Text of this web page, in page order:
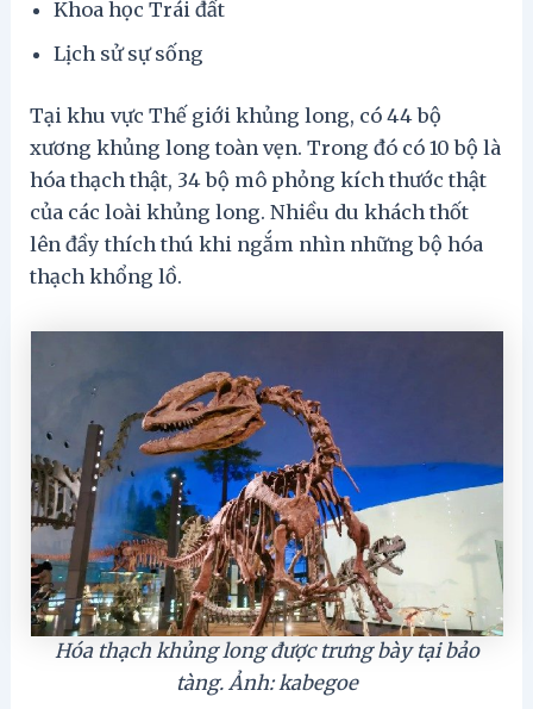
Khoa học Trái đất
Lịch sử sự sống
Tại khu vực Thế giới khủng long, có 44 bộ
xương khủng long toàn vẹn. Trong đó có 10 bộ là
hóa thạch thật, 34 bộ mô phỏng kích thước thật
của các loài khủng long. Nhiều du khách thốt
lên đầy thích thú khi ngắm nhìn những bộ hóa
thạch khổng lồ.
Hóa thạch khủng long được trưng bày tại bảo
tàng. Ảnh: kabegoe